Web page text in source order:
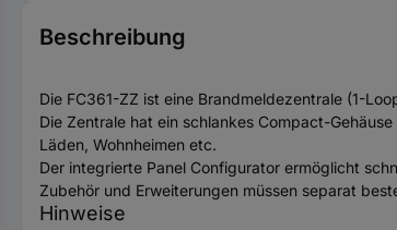
Beschreibung
Die FC361-ZZ ist eine Brandmeldezentrale (1-
Die Zentrale hat ein schlankes Compact-
Läden, Wohnheimen etc.
Der integrierte Panel Configurator ermöglicht
Zubehör und Erweiterungen müssen separat
Hinweise